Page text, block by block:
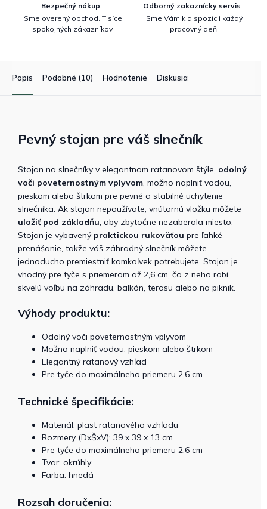
Bezpečný nákup
Sme overený obchod. Tisíce
spokojných zákazníkov.
Odborný zakaznícky servis
Sme Vám k dispozícii každý
pracovný deň.
Popis Podobné (10) Hodnotenie Diskusia
Pevný stojan pre váš slnečník
Stojan na slnečníky v elegantnom ratanovom štýle, odolný
voči poveternostným vplyvom , možno naplniť vodou,
pieskom alebo štrkom pre pevné a stabilné uchytenie
slnečníka. Ak stojan nepoužívate, vnútornú vložku môžete
uložiť pod základňu , aby zbytočne nezaberala miesto.
Stojan je vybavený praktickou rukoväťou pre ľahké
prenášanie, takže váš záhradný slnečník môžete
jednoducho premiestniť kamkoľvek potrebujete. Stojan je
vhodný pre tyče s priemerom až 2,6 cm, čo z neho robí
skvelú voľbu na záhradu, balkón, terasu alebo na piknik.
Výhody produktu:
Odolný voči poveternostným vplyvom
Možno naplniť vodou, pieskom alebo štrkom
Elegantný ratanový vzhľad
Pre tyče do maximálneho priemeru 2,6 cm
Technické špecifikácie:
Materiál: plast ratanového vzhľadu
Rozmery (DxŠxV): 39 x 39 x 13 cm
Pre tyče do maximálneho priemeru 2,6 cm
Tvar: okrúhly
Farba: hnedá
Rozsah doručenia: